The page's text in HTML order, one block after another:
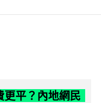
更平？內地網民